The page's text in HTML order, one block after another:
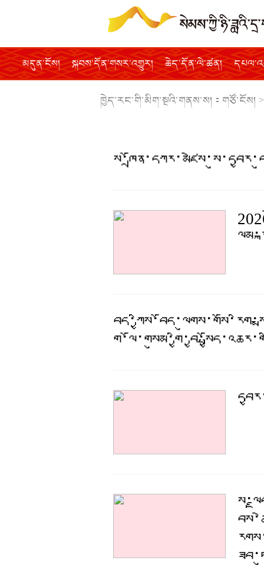
མདུན་ངོས། སྐབས་དོན་གསར་འགྱུར། ཆེད་དོན་ལེ་ཚན།
ཁྱེད་རང་གི་མིག་སྔའི་གནས་ས།： གཙོ་ངོས། >